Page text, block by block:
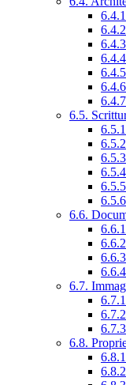
6.5.
6.6.
6.7.
6.8.